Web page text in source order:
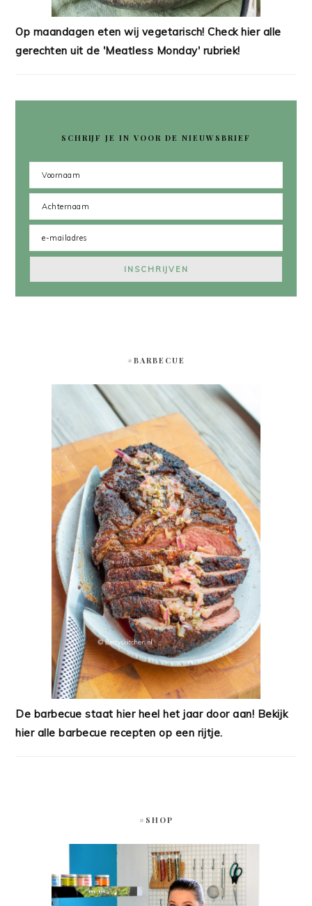
Op maandagen eten wij vegetarisch! Check hier alle
gerechten uit de 'Meatless Monday' rubriek!
SCHRIJF JE IN VOOR DE NIEUWSBRIEF
#BARBECUE
De barbecue staat hier heel het jaar door aan! Bekijk
hier alle barbecue recepten op een rijtje.
#SHOP